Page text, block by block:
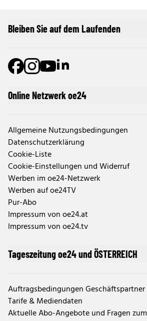
Online Netzwerk oe24
Allgemeine Nutzungsbedingungen
Datenschutzerklärung
Cookie-Liste
Cookie-Einstellungen und Widerruf
Werben im oe24-Netzwerk
Werben auf oe24TV
Pur-Abo
Impressum von oe24.at
Impressum von oe24.tv
Tageszeitung oe24 und ÖSTERREICH
Auftragsbedingungen Geschäftspartner
Tarife & Mediendaten
Aktuelle Abo-Angebote und Fragen
Bleiben Sie auf dem Laufenden